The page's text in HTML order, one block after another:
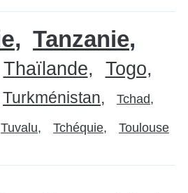
Tanzanie
Thaïlande Togo
Turkménistan Tchad
Tuvalu Tchéquie Toulouse